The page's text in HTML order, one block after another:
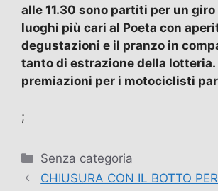
alle 11.30 sono partiti per un
luoghi più cari al Poeta con
degustazioni e il pranzo in
tanto di estrazione della lotteria.
premiazioni per i motociclisti
;
Categorie
Senza categoria
CHIUSURA CON IL BOTTO